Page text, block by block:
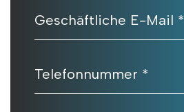
Geschäftliche E-Mail *
Telefonnummer *